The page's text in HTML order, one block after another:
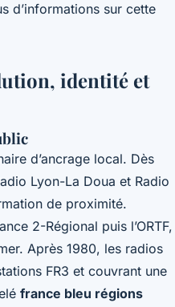
d’informations sur cette
identité et
d’ancrage local. Dès
Lyon-La Doua et Radio
de proximité.
2-Régional puis l’ORTF,
Après 1980, les radios
FR3 et couvrant une
france bleu régions